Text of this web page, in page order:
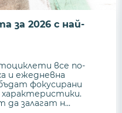
за 2026 с най-
все по-
и ежедневна
фокусирани
залагат н...